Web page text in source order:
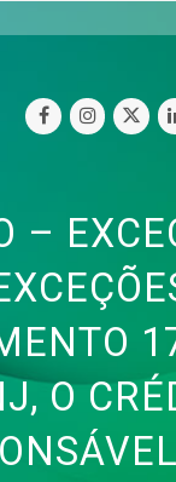
facebook
–
O